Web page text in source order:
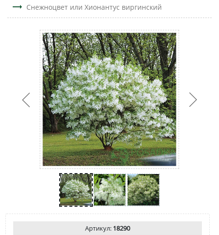
trending_flat Снежноцвет или Хионантус виргинский
Артикул: 18290